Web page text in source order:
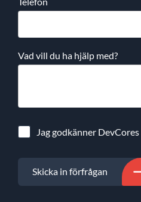
Vad vill du ha hjälp med?
Jag godkänner DevCores
Skicka in förfrågan